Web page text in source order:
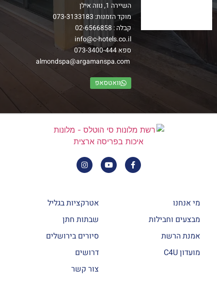
השיירה 1, נווה אילן
מוקד הזמנות: 073-3133183
קבלה : 02-6566858
info@c-hotels.co.il
ספא073-3400-444
almondspa@argamanspa.com
וואטסאפ
מי אנחנו
מבצעים וחבילות
אמנת הרשת
מועדון C4U
אטרקציות בגליל
שבתות חתן
סיורים בירושלים
דרושים
צור קשר